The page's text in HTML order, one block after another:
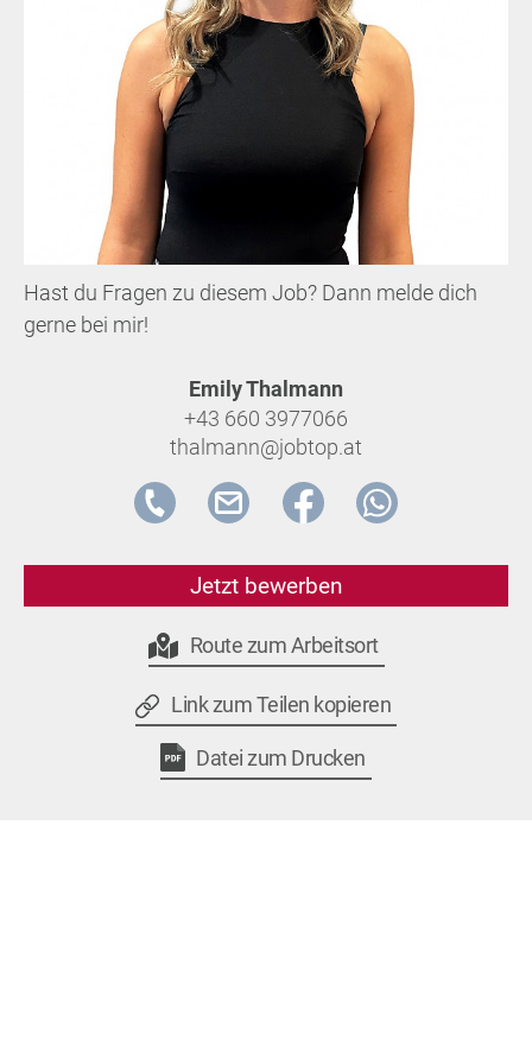
Hast du Fragen zu diesem Job? Dann melde dich
gerne bei mir!
Emily Thalmann
+43 660 3977066
thalmann@jobtop.at
Jetzt bewerben
Route zum Arbeitsort
Link zum Teilen kopieren
Datei zum Drucken